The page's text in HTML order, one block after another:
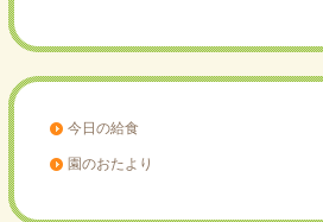
今日の給食
園のおたより